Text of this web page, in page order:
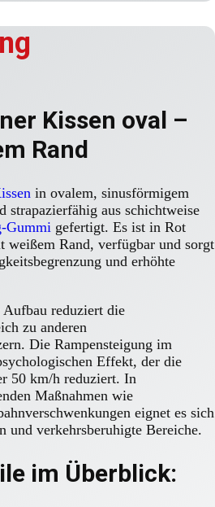
Kissen oval –
Rand
in ovalem, sinusförmigem
strapazierfähig aus schichtweise
Gummi gefertigt. Es ist in Rot
weißem Rand, verfügbar und sorgt
und erhöhte
reduziert die
zu anderen
Die Rampensteigung im
Effekt, der die
50 km/h reduziert. In
Maßnahmen wie
eignet es sich
und verkehrsberuhigte Bereiche.
im Überblick: